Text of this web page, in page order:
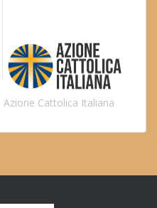
Azione Cattolica Italiana